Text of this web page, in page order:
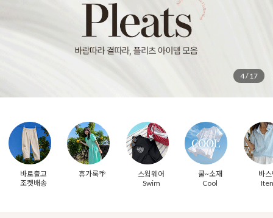
5/17
바로출고
조켓배송
휴가룩🌴
스윔웨어
Swim
쿨~소재
Cool
바